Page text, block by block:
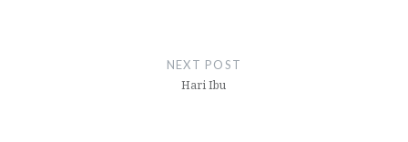
NEXT POST
Hari Ibu